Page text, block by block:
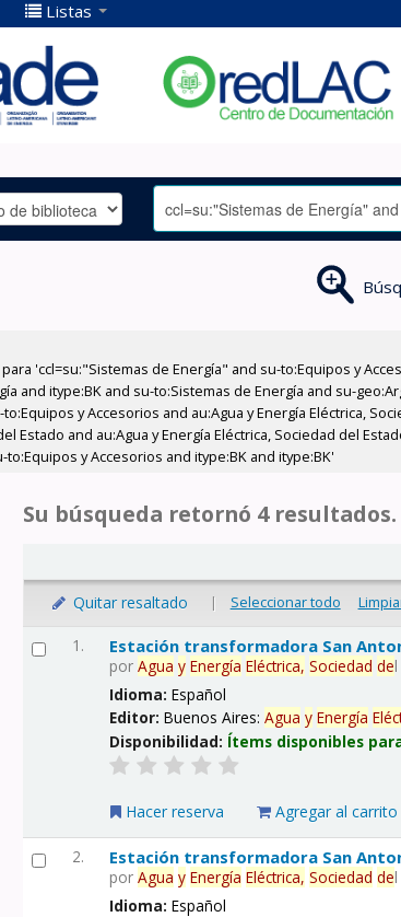
Listas
'ccl=su:"Sistemas de Energía" and su-to:Equipos y
and itype:BK and su-to:Sistemas de Energía and su-
y Accesorios and au:Agua y Energía Eléctrica,
Estado and au:Agua y Energía Eléctrica, Sociedad del
y Accesorios and itype:BK and itype:BK'
Su búsqueda retornó 4 resultados.
Quitar resaltado | Seleccionar todo
1. Estación transformadora San
porAgua y Energía Eléctrica, Sociedad de
Idioma:Español
Editor:Buenos Aires:Agua y Energía
Disponibilidad: Ítems disponibles
Hacer reserva Agregar al carrito
2. Estación transformadora San
porAgua y Energía Eléctrica, Sociedad de
Idioma:Español